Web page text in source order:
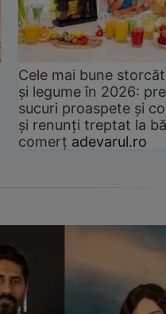
Cele mai bune
și legume în 2026:
sucuri proaspete și
și renunți treptat la
comerț adevarul.ro